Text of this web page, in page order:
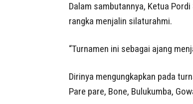
Dalam sambutannya, Ketua
rangka menjalin silaturahmi.
“Turnamen ini sebagai ajang
Dirinya mengungkapkan pada
Pare pare, Bone, Bulukumba,